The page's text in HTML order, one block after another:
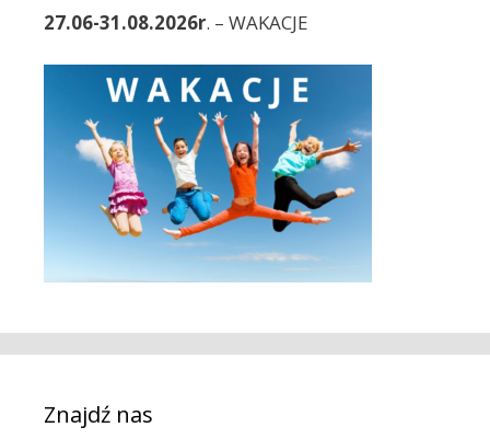
27.06-31.08.2026r. – WAKACJE
Znajdź nas